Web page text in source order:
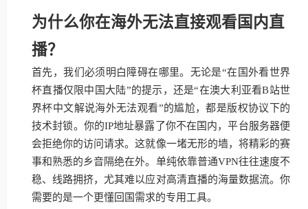
为什么你在海外无法直接观看国内直
播？
首先，我们必须明白障碍在哪里。无论是“在国外看世界
杯直播仅限中国大陆”的提示，还是“在澳大利亚看B站世
界杯中文解说海外无法观看”的尴尬，都是版权协议下的
技术封锁。你的IP地址暴露了你不在国内，平台服务器便
会拒绝你的访问请求。这就像一堵无形的墙，将精彩的赛
事和熟悉的乡音隔绝在外。单纯依靠普通VPN往往速度不
稳、线路拥挤，尤其难以应对高清直播的海量数据流。你
需要的是一个更懂回国需求的专用工具。